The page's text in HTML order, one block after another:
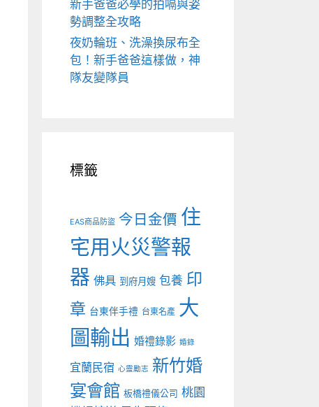
新手爸爸必學的拍嗝與姿
勢調整全攻略
夜奶輪班、洗澡換尿布全
包！新手爸爸這樣做，神
隊友變隊員
標籤
EAS商品防盜 今日金價 住
宅用火災警報
器 佛具 到府月嫂 包養 印
章 台東伴手禮 台東名產 大
圖輸出 婚禮錄影 婚錄
宜蘭民宿 心靈勵志 新竹婚
宴會館 板橋禮儀公司 桃園